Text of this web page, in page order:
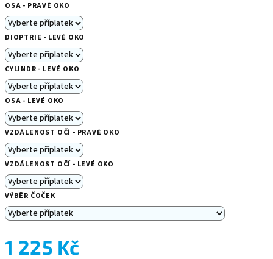
OSA - PRAVÉ OKO
DIOPTRIE - LEVÉ OKO
CYLINDR - LEVÉ OKO
OSA - LEVÉ OKO
VZDÁLENOST OČÍ - PRAVÉ OKO
VZDÁLENOST OČÍ - LEVÉ OKO
VÝBĚR ČOČEK
1 225 Kč